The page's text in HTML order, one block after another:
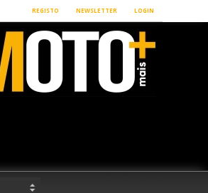
REGISTO NEWSLETTER LOGIN